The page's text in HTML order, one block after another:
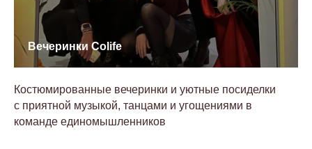
Вечеринки Colife
Костюмированные вечеринки и уютные посиделки
с приятной музыкой, танцами и угощениями в
команде единомышленников